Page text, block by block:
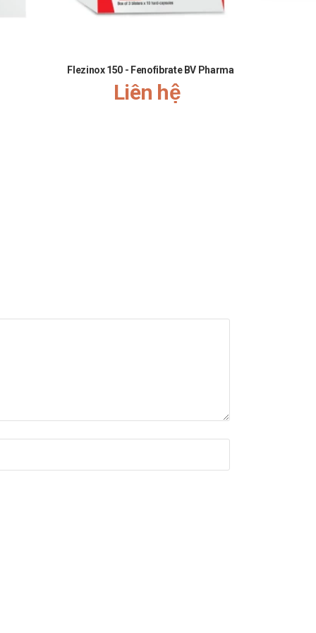
Flezinox 150 - Fenofibrate BV Pharma
Liên hệ